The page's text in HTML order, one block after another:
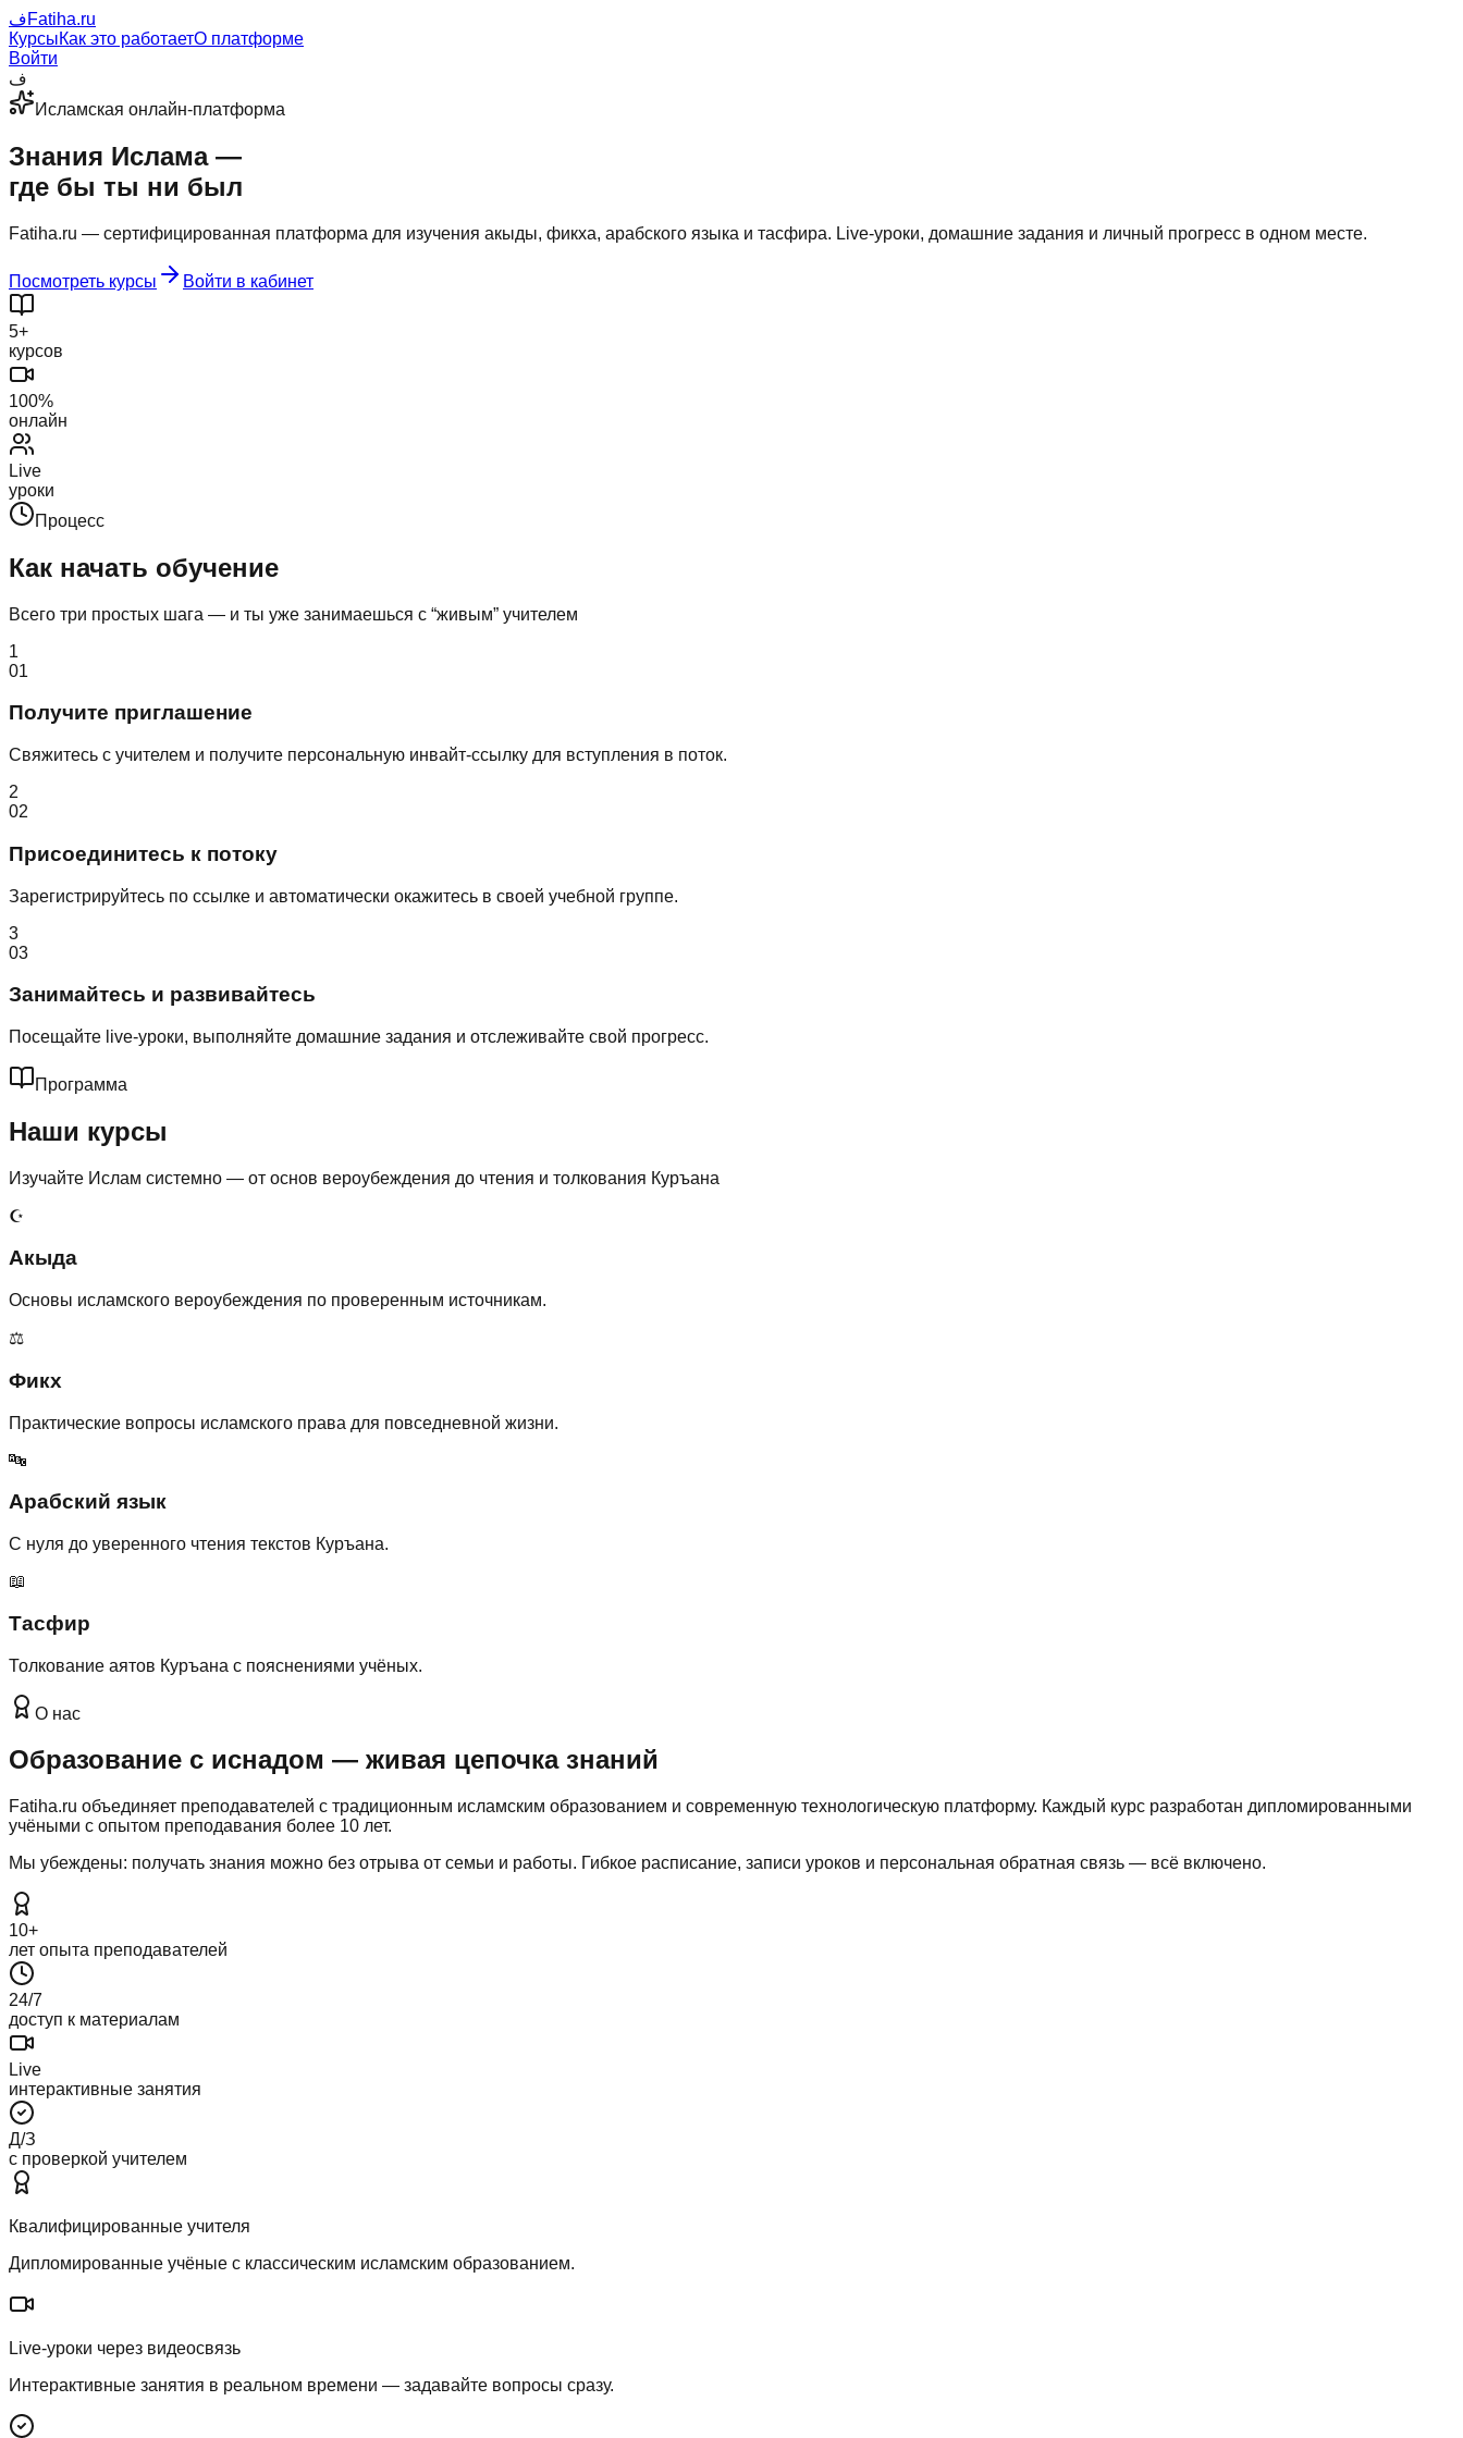
فFatiha.ru
КурсыКак это работаетО платформе
Войти
ف
Исламская онлайн-платформа
Знания Ислама —
где бы ты ни был
Fatiha.ru — сертифицированная платформа для изучения акыды, фикха, арабского языка и тасфира. Live-уроки, домашние задания и личный прогресс в одном месте.
Посмотреть курсы Войти в кабинет
5+
курсов
100%
онлайн
Live
уроки
Процесс
Как начать обучение
Всего три простых шага — и ты уже занимаешься с “живым” учителем
1
01
Получите приглашение
Свяжитесь с учителем и получите персональную инвайт-ссылку для вступления в поток.
2
02
Присоединитесь к потоку
Зарегистрируйтесь по ссылке и автоматически окажитесь в своей учебной группе.
3
03
Занимайтесь и развивайтесь
Посещайте live-уроки, выполняйте домашние задания и отслеживайте свой прогресс.
Программа
Наши курсы
Изучайте Ислам системно — от основ вероубеждения до чтения и толкования Куръана
☪️
Акыда
Основы исламского вероубеждения по проверенным источникам.
⚖️
Фикх
Практические вопросы исламского права для повседневной жизни.
🔤
Арабский язык
С нуля до уверенного чтения текстов Куръана.
📖
Тасфир
Толкование аятов Куръана с пояснениями учёных.
О нас
Образование с иснадом — живая цепочка знаний
Fatiha.ru объединяет преподавателей с традиционным исламским образованием и современную технологическую платформу. Каждый курс разработан дипломированными
учёными с опытом преподавания более 10 лет.
Мы убеждены: получать знания можно без отрыва от семьи и работы. Гибкое расписание, записи уроков и персональная обратная связь — всё включено.
10+
лет опыта преподавателей
24/7
доступ к материалам
Live
интерактивные занятия
Д/З
с проверкой учителем
Квалифицированные учителя
Дипломированные учёные с классическим исламским образованием.
Live-уроки через видеосвязь
Интерактивные занятия в реальном времени — задавайте вопросы сразу.